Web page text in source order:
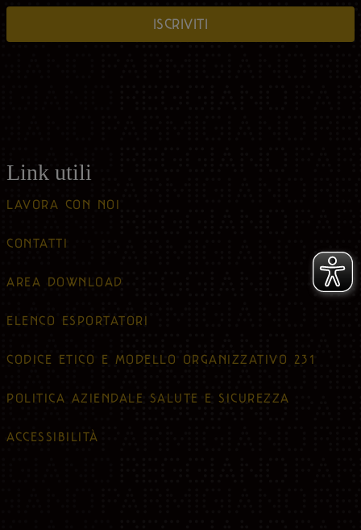
ISCRIVITI
Link utili
LAVORA CON NOI
CONTATTI
AREA DOWNLOAD
ELENCO ESPORTATORI
CODICE ETICO E MODELLO ORGANIZZATIVO 231
POLITICA AZIENDALE SALUTE E SICUREZZA
ACCESSIBILITÀ